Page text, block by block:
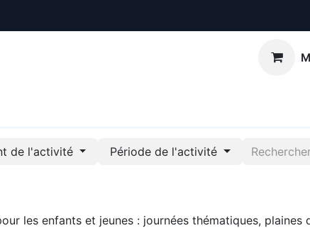
de l'activité Période de l'activité
les enfants et jeunes : journées thématiques,